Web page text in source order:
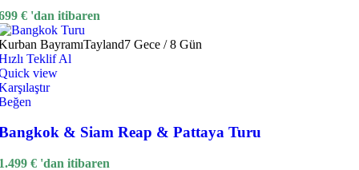
€ 'dan itibaren
BayramıTayland7 Gece / 8 Gün
Teklif Al
view
& Siam Reap & Pattaya Turu
€ 'dan itibaren